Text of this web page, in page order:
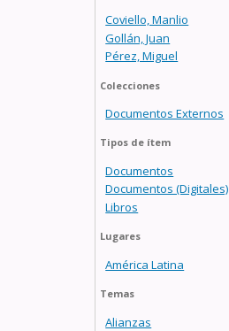
Coviello, Manlio
Gollán, Juan
Pérez, Miguel
Colecciones
Documentos Externos
Tipos de ítem
Documentos
Documentos (Digitales)
Libros
Lugares
América Latina
Temas
Alianzas